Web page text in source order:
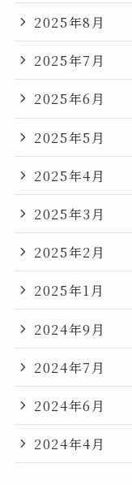
2025年8月
2025年7月
2025年6月
2025年5月
2025年4月
2025年3月
2025年2月
2025年1月
2024年9月
2024年7月
2024年6月
2024年4月